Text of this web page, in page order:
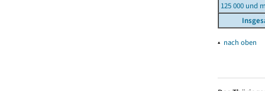
125 000 und
▴ nach oben